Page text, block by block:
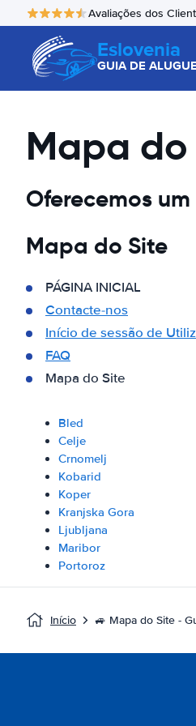
Avaliações dos
Eslovenia
GUIA DE
Mapa
Oferecemos
Mapa do Site
PÁGINA INICIAL
Contacte-nos
Início de sessão de
FAQ
Mapa do Site
Bled
Celje
Crnomelj
Kobarid
Koper
Kranjska Gora
Ljubljana
Maribor
Portoroz
Início 🚙 Mapa do Site -